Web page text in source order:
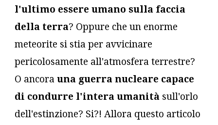
l'ultimo essere umano sulla faccia
della terra? Oppure che un enorme
meteorite si stia per avvicinare
pericolosamente all'atmosfera terrestre?
O ancora una guerra nucleare capace
di condurre l'intera umanità sull'orlo
dell'estinzione? Si?! Allora questo articolo